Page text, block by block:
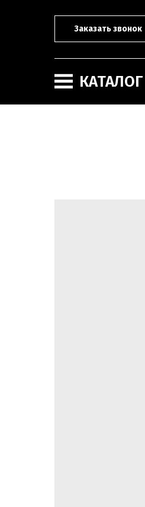
Заказать звонок
КАТАЛОГ